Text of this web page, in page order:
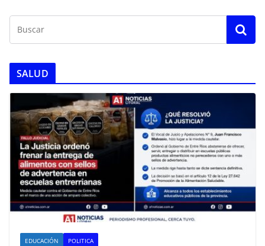
SALUD
EDUCACIÓN POLITICA